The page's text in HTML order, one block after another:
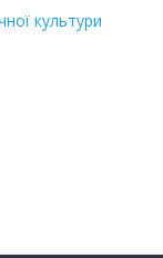
культури